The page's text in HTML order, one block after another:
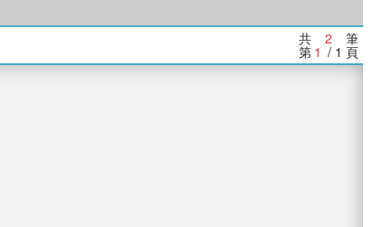
共 2 筆
第 1 / 1 頁